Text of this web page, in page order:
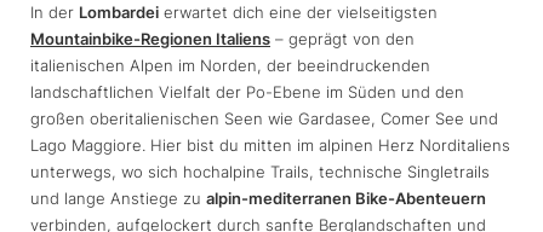
In der Lombardei erwartet dich eine der vielseitigsten
Mountainbike-Regionen Italiens – geprägt von den
italienischen Alpen im Norden, der beeindruckenden
landschaftlichen Vielfalt der Po-Ebene im Süden und den
großen oberitalienischen Seen wie Gardasee, Comer See und
Lago Maggiore. Hier bist du mitten im alpinen Herz Norditaliens
unterwegs, wo sich hochalpine Trails, technische Singletrails
und lange Anstiege zu alpin-mediterranen Bike-Abenteuern
verbinden, aufgelockert durch sanfte Berglandschaften und